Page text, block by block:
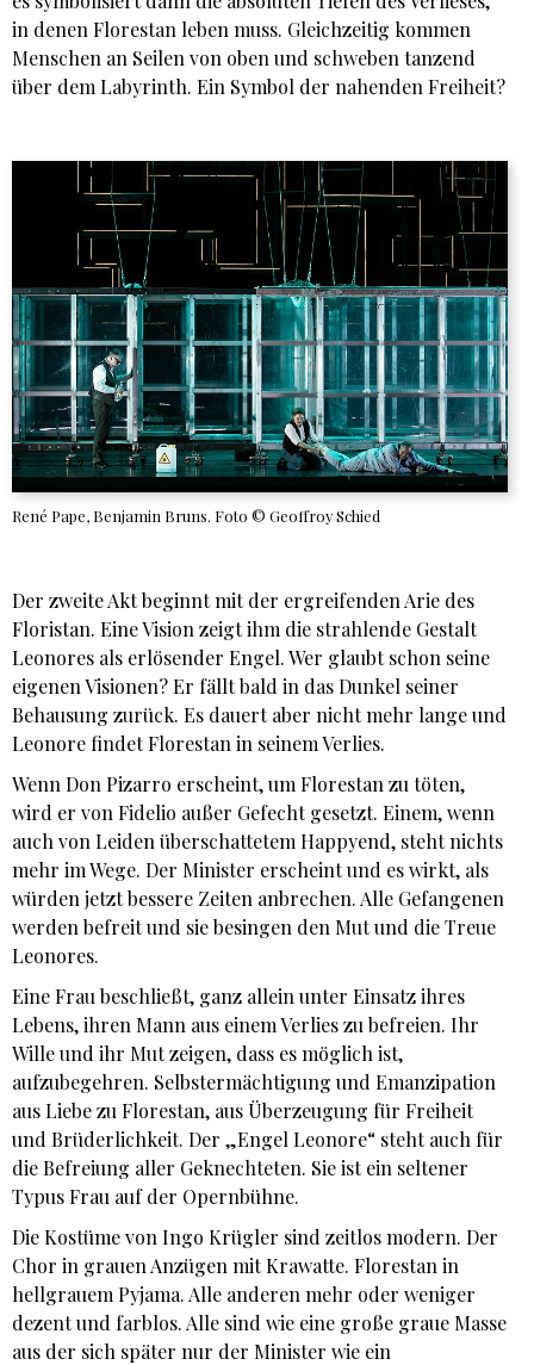
in denen Florestan leben muss. Gleichzeitig kommen
Menschen an Seilen von oben und schweben tanzend
über dem Labyrinth. Ein Symbol der nahenden Freiheit?
René Pape, Benjamin Bruns. Foto © Geoffroy Schied
Der zweite Akt beginnt mit der ergreifenden Arie des
Floristan. Eine Vision zeigt ihm die strahlende Gestalt
Leonores als erlösender Engel. Wer glaubt schon seine
eigenen Visionen? Er fällt bald in das Dunkel seiner
Behausung zurück. Es dauert aber nicht mehr lange und
Leonore findet Florestan in seinem Verlies.
Wenn Don Pizarro erscheint, um Florestan zu töten,
wird er von Fidelio außer Gefecht gesetzt. Einem, wenn
auch von Leiden überschattetem Happyend, steht nichts
mehr im Wege. Der Minister erscheint und es wirkt, als
würden jetzt bessere Zeiten anbrechen. Alle Gefangenen
werden befreit und sie besingen den Mut und die Treue
Leonores.
Eine Frau beschließt, ganz allein unter Einsatz ihres
Lebens, ihren Mann aus einem Verlies zu befreien. Ihr
Wille und ihr Mut zeigen, dass es möglich ist,
aufzubegehren. Selbstermächtigung und Emanzipation
aus Liebe zu Florestan, aus Überzeugung für Freiheit
und Brüderlichkeit. Der „Engel Leonore“ steht auch für
die Befreiung aller Geknechteten. Sie ist ein seltener
Typus Frau auf der Opernbühne.
Die Kostüme von Ingo Krügler sind zeitlos modern. Der
Chor in grauen Anzügen mit Krawatte. Florestan in
hellgrauem Pyjama. Alle anderen mehr oder weniger
dezent und farblos. Alle sind wie eine große graue Masse
aus der sich später nur der Minister wie ein